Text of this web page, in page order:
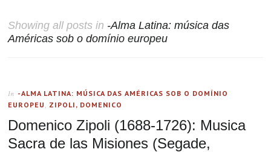
Showing all posts in -Alma Latina: música das
Américas sob o domínio europeu
In -ALMA LATINA: MÚSICA DAS AMÉRICAS SOB O DOMÍNIO
EUROPEU , ZIPOLI, DOMENICO
Domenico Zipoli (1688-1726): Musica
Sacra de las Misiones (Segade,